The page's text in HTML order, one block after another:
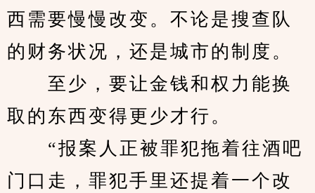
西需要慢慢改变。不论是搜查队
的财务状况，还是城市的制度。
至少，要让金钱和权力能换
取的东西变得更少才行。
“报案人正被罪犯拖着往酒吧
门口走，罪犯手里还提着一个改